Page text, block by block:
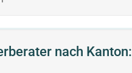
nach Kanton: